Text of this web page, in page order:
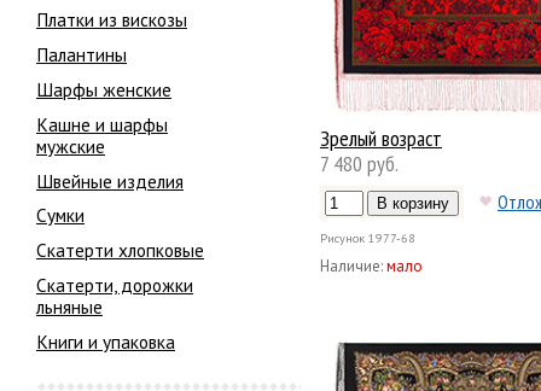
Платки из вискозы
Палантины
Шарфы женские
Кашне и шарфы
мужские
Швейные изделия
Сумки
Скатерти хлопковые
Скатерти, дорожки
льняные
Книги и упаковка
Зрелый возраст
7 480 руб.
Рисунок 1977-68
Наличие:мало